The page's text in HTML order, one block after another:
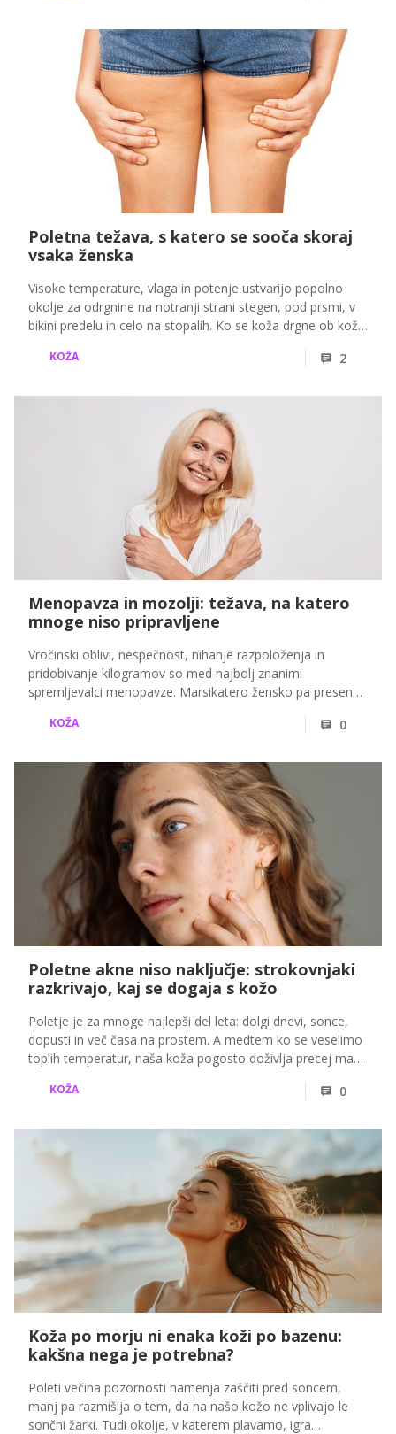
bolečo bunkico.
Poletna težava, s katero se sooča skoraj
vsaka ženska
Visoke temperature, vlaga in potenje ustvarijo popolno
okolje za odrgnine na notranji strani stegen, pod prsmi, v
bikini predelu in celo na stopalih. Ko se koža drgne ob kožo
boleče ranice. To je ena najpogostejših poletnih težav, še
stopinj. Več o rešitvah si lahko preberete v nadaljevanju.
KOŽA 2
Menopavza in mozolji: težava, na katero
mnoge niso pripravljene
Vročinski oblivi, nespečnost, nihanje razpoloženja in
pridobivanje kilogramov so med najbolj znanimi
spremljevalci menopavze. Marsikatero žensko pa preseneti
KOŽA 0
Poletne akne niso naključje: strokovnjaki
razkrivajo, kaj se dogaja s kožo
Poletje je za mnoge najlepši del leta: dolgi dnevi, sonce,
dopusti in več časa na prostem. A medtem ko se veselimo
toplih temperatur, naša koža pogosto doživlja precej manj
mozoljčki, zamašene pore, rdečica in občutek, da je obraz
zdi, da se vse to zgodi brez pravega razloga: rutina nege
ostaja enaka, hormoni niso krivi, koža pa se kljub temu
KOŽA 0
Koža po morju ni enaka koži po bazenu:
kakšna nega je potrebna?
Poleti večina pozornosti namenja zaščiti pred soncem,
manj pa razmišlja o tem, da na našo kožo ne vplivajo le
sončni žarki. Tudi okolje, v katerem plavamo, igra